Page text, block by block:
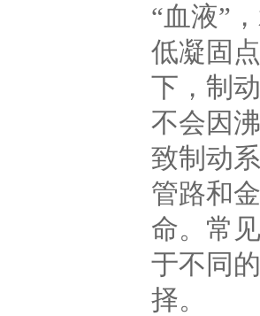
“血液”
低凝固
下，制
不会因
致制动
管路和
命。常
于不同
择。​